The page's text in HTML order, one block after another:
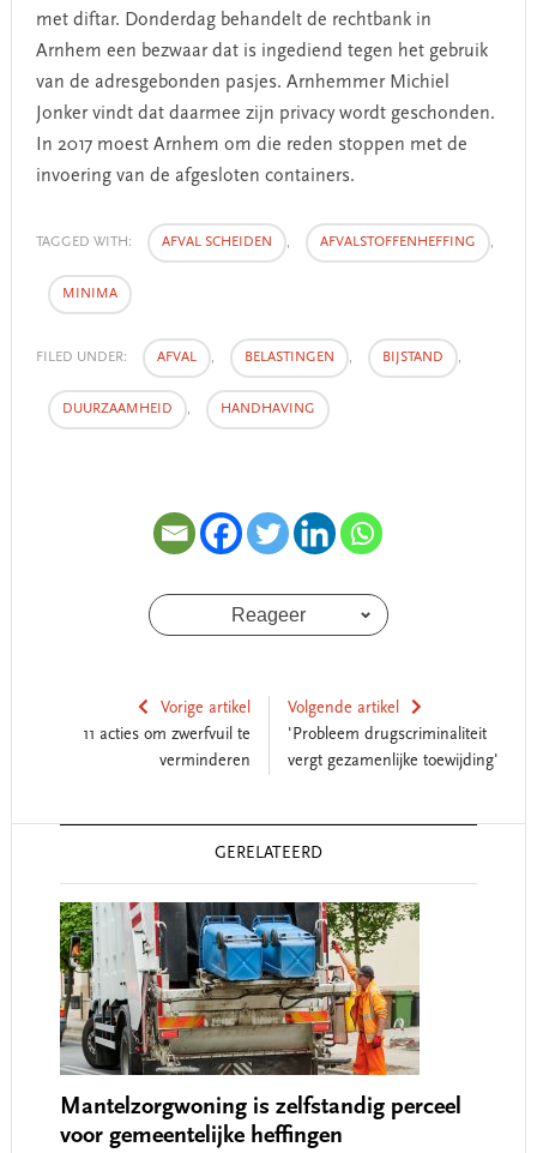
met diftar. Donderdag behandelt de rechtbank in
Arnhem een bezwaar dat is ingediend tegen het gebruik
van de adresgebonden pasjes. Arnhemmer Michiel
Jonker vindt dat daarmee zijn privacy wordt geschonden.
In 2017 moest Arnhem om die reden stoppen met de
invoering van de afgesloten containers.
TAGGED WITH: AFVAL SCHEIDEN , AFVALSTOFFENHEFFING ,
MINIMA
FILED UNDER: AFVAL , BELASTINGEN , BIJSTAND ,
DUURZAAMHEID , HANDHAVING
Reageer
Vorige artikel
11 acties om zwerfvuil te
verminderen
Volgende artikel
'Probleem drugscriminaliteit
vergt gezamenlijke toewijding'
GERELATEERD
Mantelzorgwoning is zelfstandig perceel
voor gemeentelijke heffingen